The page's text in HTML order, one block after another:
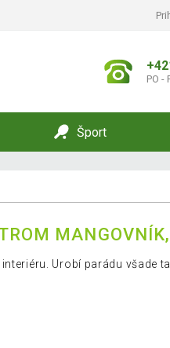
PO -
Šport
Urobí parádu všade